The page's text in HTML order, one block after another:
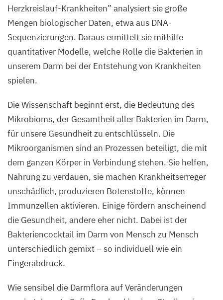
Herzkreislauf-Krankheiten” analysiert sie große
Mengen biologischer Daten, etwa aus DNA-
Sequenzierungen. Daraus ermittelt sie mithilfe
quantitativer Modelle, welche Rolle die Bakterien in
unserem Darm bei der Entstehung von Krankheiten
spielen.
Die Wissenschaft beginnt erst, die Bedeutung des
Mikrobioms, der Gesamtheit aller Bakterien im Darm,
für unsere Gesundheit zu entschlüsseln. Die
Mikroorganismen sind an Prozessen beteiligt, die mit
dem ganzen Körper in Verbindung stehen. Sie helfen,
Nahrung zu verdauen, sie machen Krankheitserreger
unschädlich, produzieren Botenstoffe, können
Immunzellen aktivieren. Einige fördern anscheinend
die Gesundheit, andere eher nicht. Dabei ist der
Bakteriencocktail im Darm von Mensch zu Mensch
unterschiedlich gemixt – so individuell wie ein
Fingerabdruck.
Wie sensibel die Darmflora auf Veränderungen